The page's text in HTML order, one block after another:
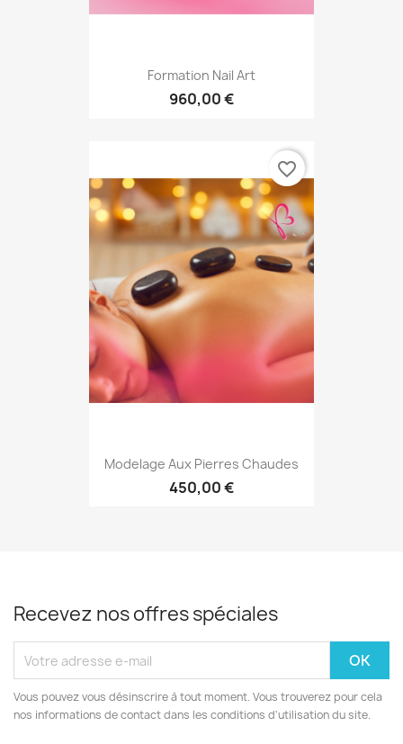
Formation Nail Art
960,00 €
Modelage Aux Pierres Chaudes
450,00 €
favorite_border
Recevez nos offres spéciales
Vous pouvez vous désinscrire à tout moment. Vous trouverez pour cela
nos informations de contact dans les conditions d'utilisation du site.